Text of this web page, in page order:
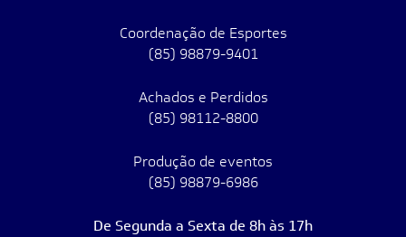
Coordenação de Esportes
(85) 98879-9401
Achados e Perdidos
(85) 98112-8800
Produção de eventos
(85) 98879-6986
De Segunda a Sexta de 8h às 17h